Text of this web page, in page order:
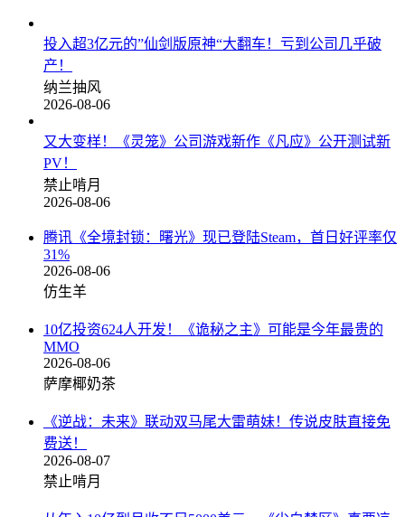
投入超3亿元的”仙剑版原神“大翻车！亏到公司几乎破
产！
纳兰抽风
2026-08-06
又大变样！《灵笼》公司游戏新作《凡应》公开测试新
PV！
禁止啃月
2026-08-06
腾讯《全境封锁：曙光》现已登陆Steam，首日好评率仅
31%
2026-08-06
仿生羊
10亿投资624人开发！《诡秘之主》可能是今年最贵的
MMO
2026-08-06
萨摩椰奶茶
《逆战：未来》联动双马尾大雷萌妹！传说皮肤直接免
费送！
2026-08-07
禁止啃月